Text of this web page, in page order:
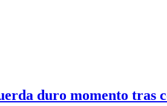
duro momento tras